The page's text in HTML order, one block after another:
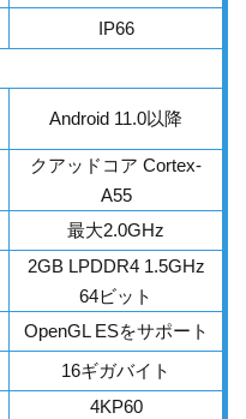
IP66
Android 11.0以降
クアッドコア Cortex-
A55
最大2.0GHz
2GB LPDDR4 1.5GHz
64ビット
OpenGL ESをサポート
16ギガバイト
4KP60